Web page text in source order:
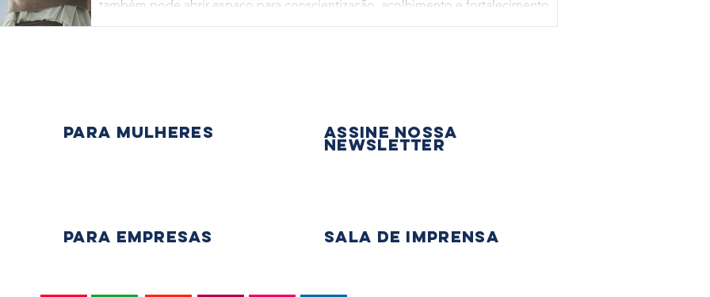
também pode abrir espaço para conscientização, acolhimento e fortalecimento
de redes de apoio para mulheres.
PARA mulheres Assine nossa
Newsletter
PARA EMPRESAS Sala de Imprensa